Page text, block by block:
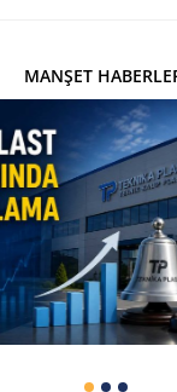
MANŞET